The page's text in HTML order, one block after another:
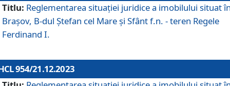
Titlu: Reglementarea situației juridice a imobilului situat
Brașov, B-dul Ștefan cel Mare și Sfânt f.n. - teren Regele
Ferdinand I.
954/21.12.2023